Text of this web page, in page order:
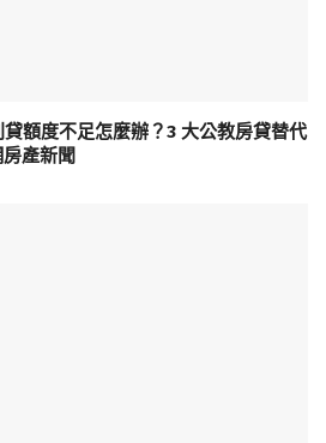
額度不足怎麼辦？3 大公教房貸替代
產新聞